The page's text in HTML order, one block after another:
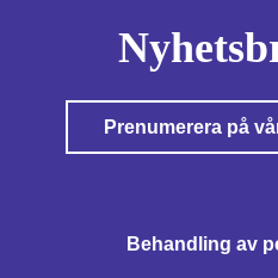
Behandling av
Prenumerera på